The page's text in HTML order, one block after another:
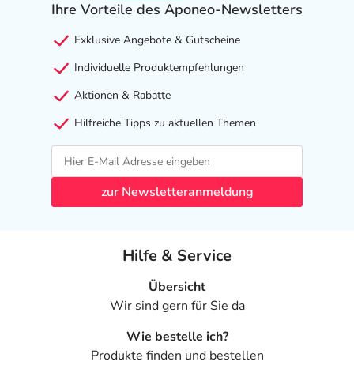
- Kopfschmerzen
- Völlegefühl
- Blähungen
- Müdigkeit
- Kaliummangel
- Entzündung der Bauchspeicheldrüse
- Rhabdomyolyse (Schädigung von Muskelzellen)
- Muskelschwäche
- Anstieg der Nierenwerte
- Erniedrigte Knochendichte
Bemerken Sie eine Befindlichkeitsstörung oder
Veränderung während der Behandlung, wenden Sie sich
an Ihren Arzt oder Apotheker.
Ihre Vorteile des Aponeo-Newsletters
Exklusive Angebote & Gutscheine
Individuelle Produktempfehlungen
Aktionen & Rabatte
Hilfreiche Tipps zu aktuellen Themen
zur Newsletteranmeldung
Hilfe & Service
Übersicht
Wir sind gern für Sie da
Wie bestelle ich?
Produkte finden und bestellen